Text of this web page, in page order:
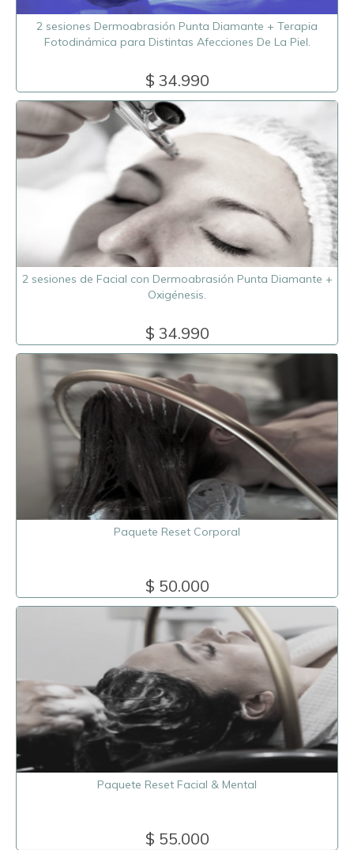
2 sesiones Dermoabrasión Punta Diamante + Terapia
Fotodinámica para Distintas Afecciones De La Piel.
$ 34.990
2 sesiones de Facial con Dermoabrasión Punta Diamante +
Oxigénesis.
$ 34.990
Paquete Reset Corporal
$ 50.000
Paquete Reset Facial & Mental
$ 55.000